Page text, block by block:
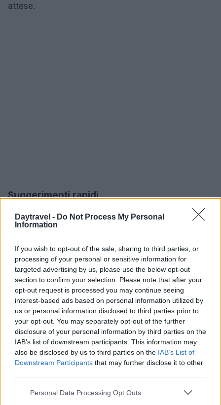
Daytravel - Do Not Process My Personal
Information
If you wish to opt-out of the sale, sharing to third parties, or
processing of your personal or sensitive information for
targeted advertising by us, please use the below opt-out
section to confirm your selection. Please note that after your
opt-out request is processed you may continue seeing
interest-based ads based on personal information utilized by
us or personal information disclosed to third parties prior to
your opt-out. You may separately opt-out of the further
disclosure of your personal information by third parties on the
IAB’s list of downstream participants. This information may
also be disclosed by us to third parties on the IAB’s List of
Downstream Participants that may further disclose it to other
Please note that this website/app uses one or more Google
Personal Data Processing Opt Outs
attese.
Suggerimenti rapidi
Partite presto per sfruttare le ore meno affollate;
dedicate alla visita dei palazzi almeno mezza
passeggiate nei giardini, alla salita alCastelo dos
Mouros e a un passaggio alCabo da Rocase il
tempo lo permette. Se desiderate assaggiare
specialità locali, cercate una pasticceria nel centro
per provare i travesseiroso le queijadas, piccoli
assaggi della tradizione gastronomica di Sintra.
AUTORE
Camilla Bellini
Camilla Bellini, ex guida turistica fiorentina,